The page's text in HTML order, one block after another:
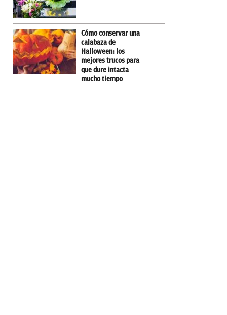
Cómo conservar una
calabaza de
Halloween: los
mejores trucos para
que dure intacta
mucho tiempo